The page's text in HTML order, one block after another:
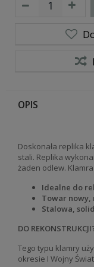
OPIS
Doskonała replika
stali. Replika
żaden odlew.
Idealne do
Towar nowy,
Stalowa,
DO
Tego typu klamry
okresie I Wojny